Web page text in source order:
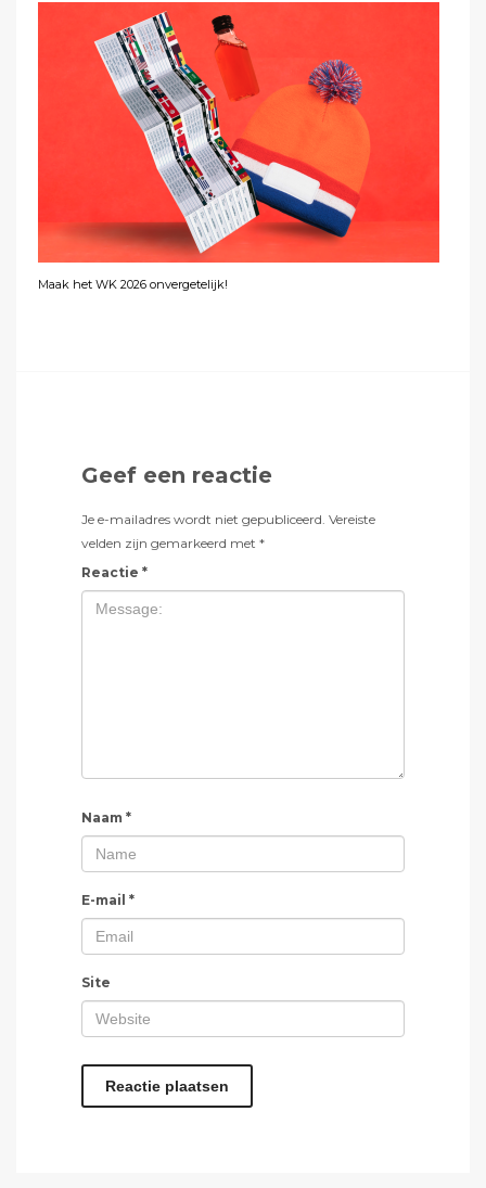
Maak het WK 2026 onvergetelijk!
Geef een reactie
Je e-mailadres wordt niet gepubliceerd. Vereiste
velden zijn gemarkeerd met *
Reactie *
Naam *
E-mail *
Site